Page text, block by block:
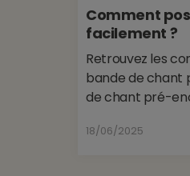
Comment
facilement ?
Retrouvez les
bande de chant
de chant pré-
18/06/2025